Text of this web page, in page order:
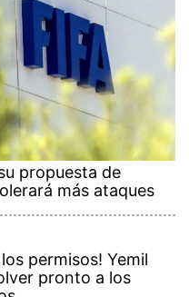
propuesta de
más ataques
los permisos! Yemil
pronto a los